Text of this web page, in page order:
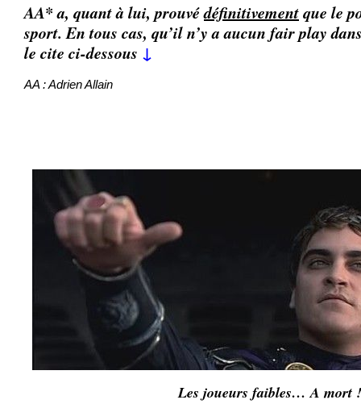
AA* a, quant à lui, prouvédéfinitivementque le
sport. En tous cas, qu’il n’y a aucun fair play
le cite ci-dessous ↓
AA : Adrien Allain
Les joueurs faibles… A mort !